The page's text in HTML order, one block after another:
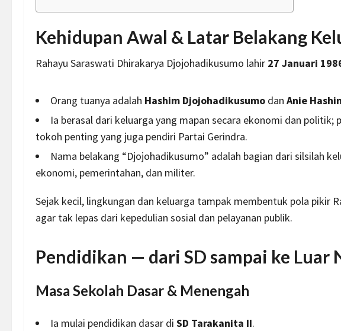
Kehidupan Awal & Latar Belakang
Rahayu Saraswati Dhirakarya Djojohadikusumo lahir 27 Januari
Orang tuanya adalah Hashim Djojohadikusumo dan Anie
Ia berasal dari keluarga yang mapan secara ekonomi dan politik;
tokoh penting yang juga pendiri Partai Gerindra.
Nama belakang “Djojohadikusumo” adalah bagian dari silsilah
ekonomi, pemerintahan, dan militer.
Sejak kecil, lingkungan dan keluarga tampak membentuk pola pikir
agar tak lepas dari kepedulian sosial dan pelayanan publik.
Pendidikan — dari SD sampai ke Luar
Masa Sekolah Dasar & Menengah
Ia mulai pendidikan dasar di SD Tarakanita II.